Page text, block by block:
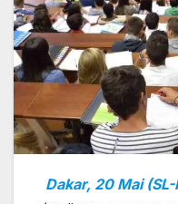
Dakar, 20 Mai (SL-